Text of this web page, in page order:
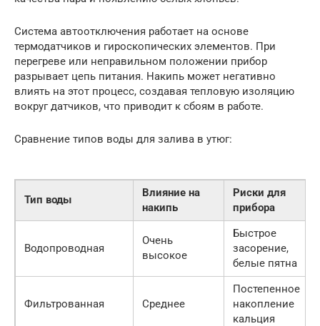
Система автоотключения работает на основе
термодатчиков и гироскопических элементов. При
перегреве или неправильном положении прибор
разрывает цепь питания. Накипь может негативно
влиять на этот процесс, создавая тепловую изоляцию
вокруг датчиков, что приводит к сбоям в работе.
Сравнение типов воды для залива в утюг:
Тип воды
Влияние на
накипь
Риски для
прибора
Водопроводная
Очень
высокое
Быстрое
засорение,
белые пятна
Фильтрованная Среднее
Постепенное
накопление
кальция